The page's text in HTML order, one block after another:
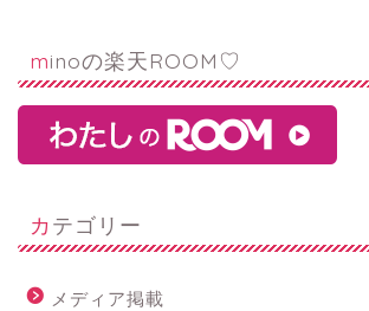
minoの楽天ROOM♡
カテゴリー
メディア掲載